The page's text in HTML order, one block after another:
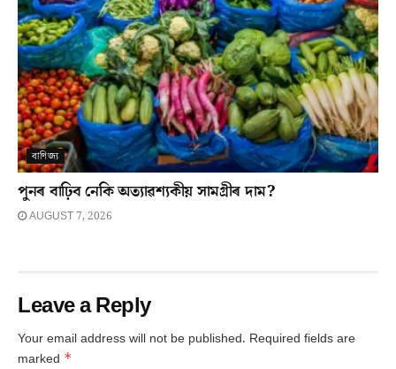
বাণিজ্য
পুনৰ বাঢ়িব নেকি অত্যাৱশ্যকীয় সামগ্ৰীৰ দাম?
AUGUST 7, 2026
Leave a Reply
Your email address will not be published. Required fields are
marked *